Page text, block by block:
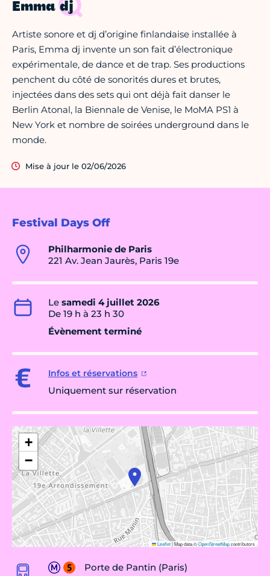
Festival Days Off
Philharmonie de Paris
221 Av. Jean Jaurès, Paris 19e
Le samedi 4 juillet 2026
De 19 h à 23 h 30
Évènement terminé
Infos et réservations
Uniquement sur réservation
+
−
Leaflet|Map data ©OpenStreetMapcontributors
Porte de Pantin (Paris)
Emma dj
Artiste sonore et dj d’origine finlandaise installée à
Paris, Emma dj invente un son fait d’électronique
expérimentale, de dance et de trap. Ses productions
penchent du côté de sonorités dures et brutes,
injectées dans des sets qui ont déjà fait danser le
Berlin Atonal, la Biennale de Venise, le MoMA PS1 à
New York et nombre de soirées underground dans le
monde.
Mise à jour le 02/06/2026